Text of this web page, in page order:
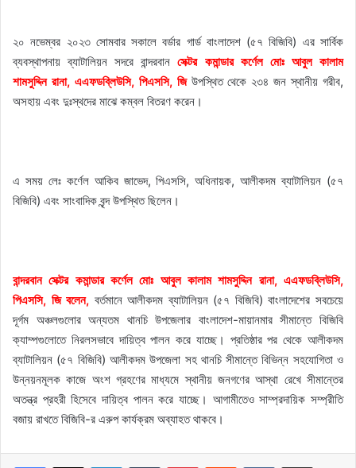
২০ নভেম্বর ২০২৩ সোমবার সকালে বর্ডার গার্ড বাংলাদেশ (৫৭ বিজিবি) এর সার্বিক
ব্যবস্থাপনায় ব্যাটালিয়ন সদরে বান্দরবানসেক্টর কমান্ডার কর্ণেল মোঃ আবুল কালাম
শামসুদ্দিন রানা, এএফডব্লিউসি, পিএসসি, জিউপস্থিত থেকে ২৩৪ জন স্থানীয় গরীব,
অসহায় এবং দুঃস্থদের মাঝে কম্বল বিতরণ করেন।
এ সময় লেঃ কর্ণেল আকিব জাভেদ, পিএসসি, অধিনায়ক, আলীকদম ব্যাটালিয়ন (৫৭
বিজিবি) এবং সাংবাদিক বৃন্দ উপস্থিত ছিলেন।
বান্দরবান সেক্টর কমান্ডার কর্ণেল মোঃ আবুল কালাম শামসুদ্দিন রানা, এএফডব্লিউসি,
পিএসসি, জি বলেন, বর্তমানে আলীকদম ব্যাটালিয়ন (৫৭ বিজিবি) বাংলাদেশের সবচেয়ে
দূর্গম অঞ্চলগুলোর অন্যতম থানচি উপজেলার বাংলাদেশ-মায়ানমার সীমান্তে বিজিবি
ক্যাম্পগুলোতে নিরলসভাবে দায়িত্ব পালন করে যাচ্ছে। প্রতিষ্ঠার পর থেকে আলীকদম
ব্যাটালিয়ন (৫৭ বিজিবি) আলীকদম উপজেলা সহ থানচি সীমান্তে বিভিন্ন সহযোগিতা ও
উন্নয়নমূলক কাজে অংশ গ্রহণের মাধ্যমে স্থানীয় জনগণের আস্থা রেখে সীমান্তের
অতন্ত্র প্রহরী হিসেবে দায়িত্ব পালন করে যাচ্ছে। আগামীতেও সাম্প্রদায়িক সম্প্রীতি
বজায় রাখতে বিজিবি-র এরুপ কার্যক্রম অব্যাহত থাকবে।